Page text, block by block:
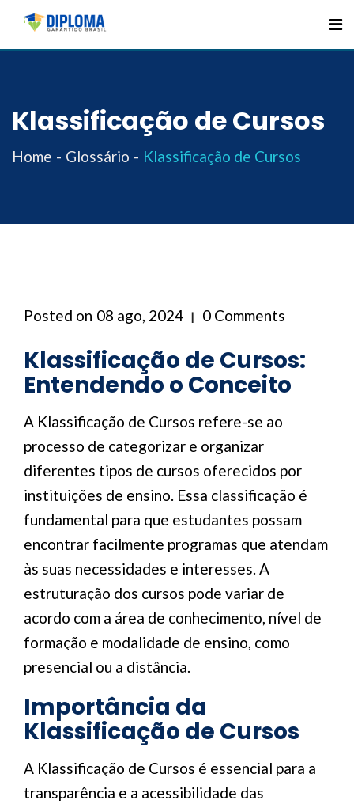
Skip
Klassificação de Cursos
Home Glossário Klassificação de Cursos
Posted on 08 ago, 2024 0 Comments
Klassificação de Cursos:
Entendendo o Conceito
A Klassificação de Cursos refere-se ao
processo de categorizar e organizar
diferentes tipos de cursos oferecidos por
instituições de ensino. Essa classificação é
fundamental para que estudantes possam
encontrar facilmente programas que atendam
às suas necessidades e interesses. A
estruturação dos cursos pode variar de
acordo com a área de conhecimento, nível de
formação e modalidade de ensino, como
presencial ou a distância.
Importância da
Klassificação de Cursos
A Klassificação de Cursos é essencial para a
transparência e a acessibilidade das